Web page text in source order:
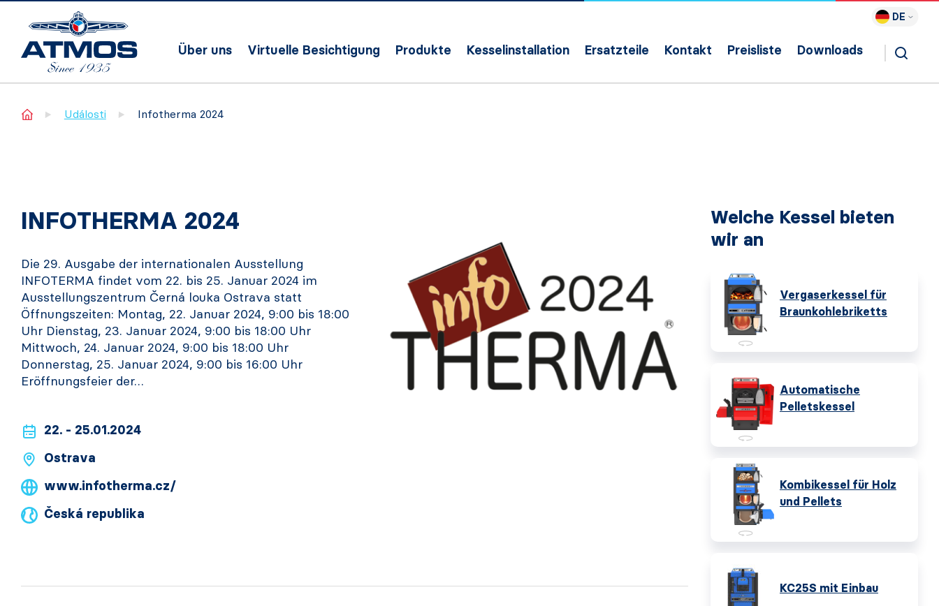
DE
Über uns Virtuelle Besichtigung Produkte Kesselinstallation Ersatzteile Kontakt Preisliste Downloads
Home Události Infotherma 2024
INFOTHERMA 2024
Die 29. Ausgabe der internationalen Ausstellung
INFOTERMA findet vom 22. bis 25. Januar 2024 im
Ausstellungszentrum Černá louka Ostrava statt
Öffnungszeiten: Montag, 22. Januar 2024, 9:00 bis 18:00
Uhr Dienstag, 23. Januar 2024, 9:00 bis 18:00 Uhr
Mittwoch, 24. Januar 2024, 9:00 bis 18:00 Uhr
Donnerstag, 25. Januar 2024, 9:00 bis 16:00 Uhr
Eröffnungsfeier der…
22. - 25.01.2024
Ostrava
www.infotherma.cz/
Česká republika
Welche Kessel bieten
wir an
Vergaserkessel für
Braunkohlebriketts
Automatische
Pelletskessel
Kombikessel für Holz
und Pellets
KC25S mit Einbau